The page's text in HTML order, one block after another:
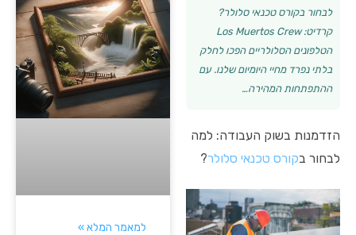
לבחור בקורס טכנאי סלולר?
קרדיט: Los Muertos Crew
הטלפונים הסלולריים הפכו לחלק
בלתי נפרד מחיי היומיום שלנו. עם
ההתפתחות המהירה…
הזדמנות בשוק העבודה: למה
לבחור בקורס טכנאי סלולר?
למאמר המלא »